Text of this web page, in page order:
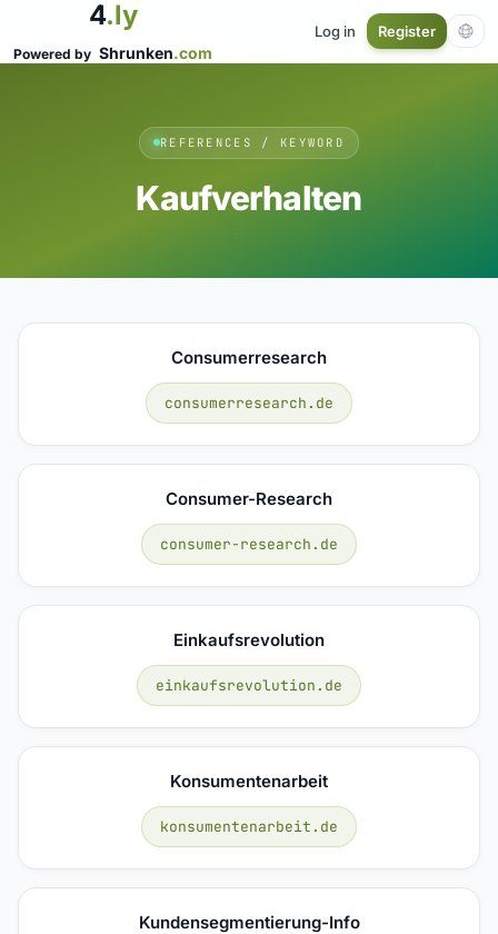
4.ly
Powered by Shrunken.com
Log in Register
REFERENCES / KEYWORD
Kaufverhalten
Consumerresearch
consumerresearch.de
Consumer-Research
consumer-research.de
Einkaufsrevolution
einkaufsrevolution.de
Konsumentenarbeit
konsumentenarbeit.de
Kundensegmentierung-Info